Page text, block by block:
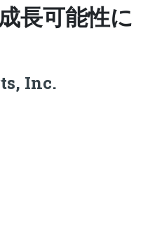
長可能性に
Inc.